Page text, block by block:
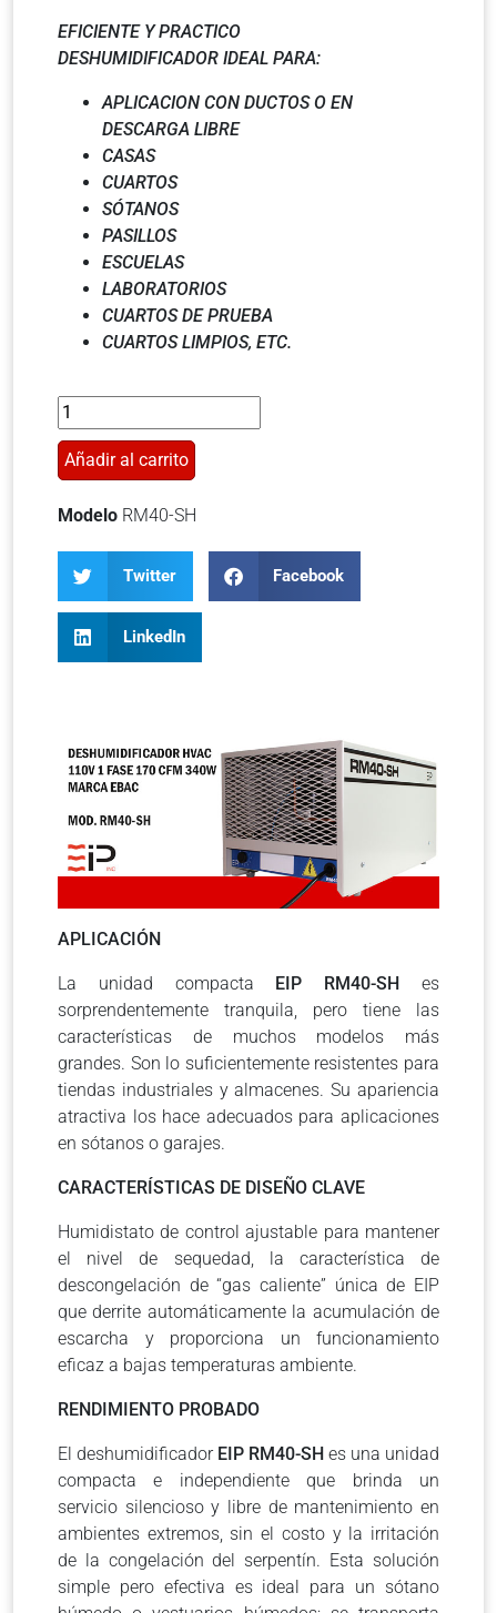
EFICIENTE Y PRACTICO
DESHUMIDIFICADOR IDEAL PARA:
APLICACION CON DUCTOS O EN
DESCARGA LIBRE
CASAS
CUARTOS
SÓTANOS
PASILLOS
ESCUELAS
LABORATORIOS
CUARTOS DE PRUEBA
CUARTOS LIMPIOS, ETC.
Añadir al carrito
Modelo RM40-SH
Twitter Facebook
LinkedIn
APLICACIÓN
La unidad compacta EIP RM40-SH
es
sorprendentemente tranquila, pero tiene las
características de muchos modelos más
grandes. Son lo suficientemente resistentes para
tiendas industriales y almacenes. Su apariencia
atractiva los hace adecuados para aplicaciones
en sótanos o garajes.
CARACTERÍSTICAS DE DISEÑO CLAVE
Humidistato de control ajustable para mantener
el nivel de sequedad, la característica de
descongelación de “gas caliente” única de EIP
que derrite automáticamente la acumulación de
escarcha y proporciona un funcionamiento
eficaz a bajas temperaturas ambiente.
RENDIMIENTO PROBADO
El deshumidificador EIP RM40-SH es una unidad
compacta e independiente que brinda un
servicio silencioso y libre de mantenimiento en
ambientes extremos, sin el costo y la irritación
de la congelación del serpentín. Esta solución
simple pero efectiva es ideal para un sótano